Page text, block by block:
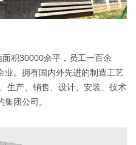
积30000余平，员工一百余
业。拥有国内外先进的制造工艺
生产、销售、设计、安装、技术
团公司。